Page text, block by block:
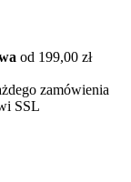
od 199,00 zł
zamówienia
SSL